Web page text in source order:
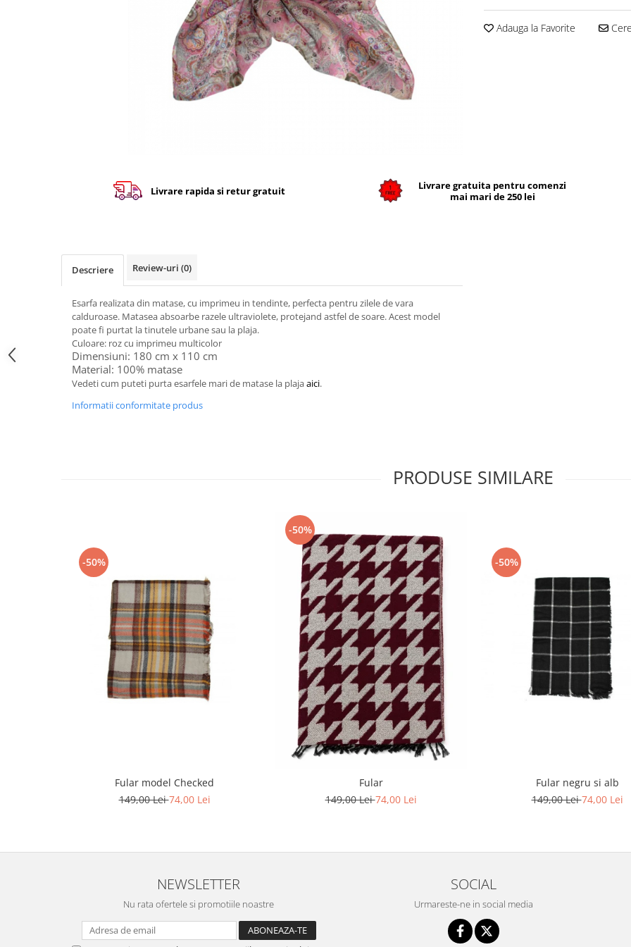
Adauga la Favorite
Livrare rapida si retur gratuit
Livrare gratuita pentru comenzi
mai mari de 250 lei
Descriere Review-uri (0)
Esarfa realizata din matase, cu imprimeu in tendinte, perfecta pentru zilele de vara
calduroase. Matasea absoarbe razele ultraviolete, protejand astfel de soare. Acest model
poate fi purtat la tinutele urbane sau la plaja.
Culoare: roz cu imprimeu multicolor
Dimensiuni: 180 cm x 110 cm
Material: 100% matase
Vedeti cum puteti purta esarfele mari de matase la plajaaici.
Informatii conformitate produs
PRODUSE SIMILARE
-50%
Fular model Checked
149,00 Lei74,00 Lei
-50%
Fular
149,00 Lei74,00 Lei
-50%
Fular negru si alb
149,00 Lei74,00 Lei
NEWSLETTER
Nu rata ofertele si promotiile noastre
SOCIAL
Urmareste-ne in social media